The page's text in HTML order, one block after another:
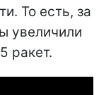
То есть, за
увеличили
ракет.